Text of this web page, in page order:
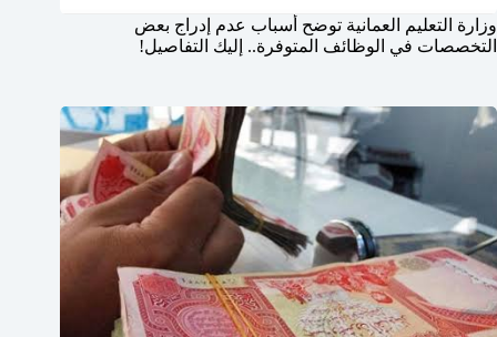
وزارة التعليم العمانية توضح أسباب عدم إدراج بعض
التخصصات في الوظائف المتوفرة.. إليك التفاصيل!